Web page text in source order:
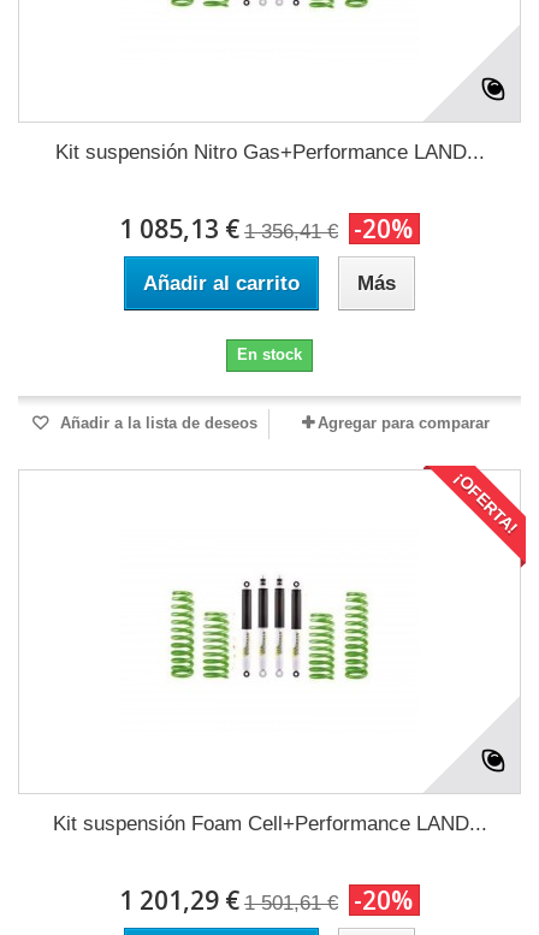
Kit suspensión Nitro Gas+Performance LAND...
1 085,13 € 1 356,41 € -20%
Añadir al carrito Más
En stock
Añadir a la lista de deseos Agregar para comparar
¡OFERTA!
Kit suspensión Foam Cell+Performance LAND...
1 201,29 € 1 501,61 € -20%